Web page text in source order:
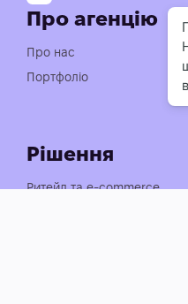
Про агенцію
Про нас
Портфоліо
Рішення
Ритейл та e-commerce